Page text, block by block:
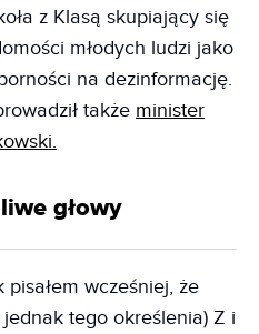
z Klasą skupiający się
młodych ludzi jako
na dezinformację.
także minister
głowy
wcześniej, że
tego określenia) Z i